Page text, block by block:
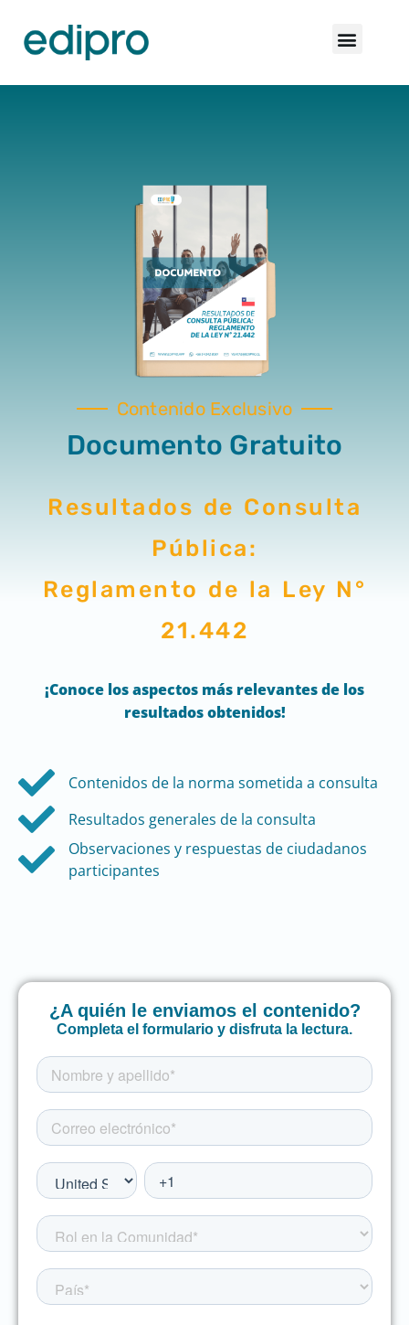
Contenido Exclusivo
Documento Gratuito
Resultados de Consulta
Pública:
Reglamento de la Ley N°
21.442
¡Conoce los aspectos más relevantes de los
resultados obtenidos!
Contenidos de la norma sometida a consulta
Resultados generales de la consulta
Observaciones y respuestas de ciudadanos
participantes